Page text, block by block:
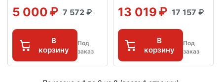
5 000 7 572
В
корзину
Под
заказ
13 019 17 157
В
корзину
Под
заказ